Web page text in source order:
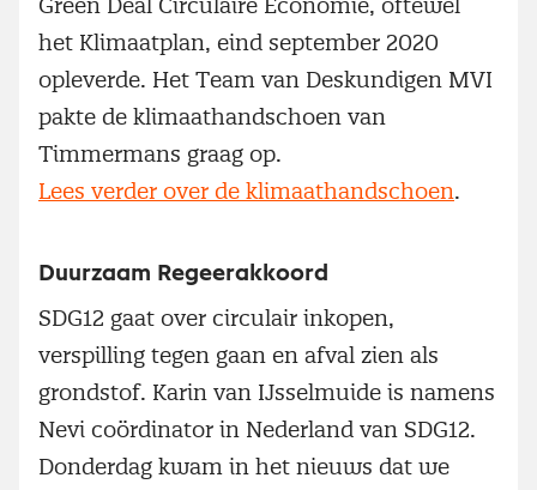
het Klimaatplan, eind september 2020
opleverde. Het Team van Deskundigen MVI
pakte de klimaathandschoen van
Timmermans graag op.
Lees verder over de klimaathandschoen.
Duurzaam Regeerakkoord
SDG12 gaat over circulair inkopen,
verspilling tegen gaan en afval zien als
grondstof. Karin van IJsselmuide is namens
Nevi coördinator in Nederland van SDG12.
Donderdag kwam in het nieuws dat we